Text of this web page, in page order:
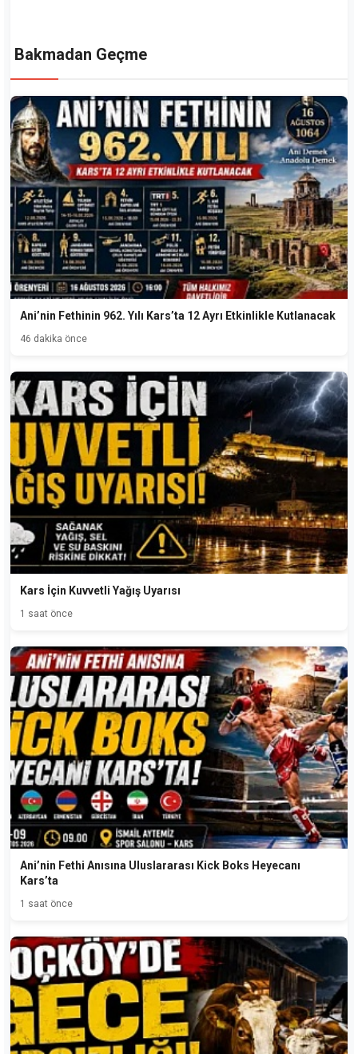
Bakmadan Geçme
Ani’nin Fethinin 962. Yılı Kars’ta 12 Ayrı Etkinlikle Kutlanacak
46 dakika önce
Kars İçin Kuvvetli Yağış Uyarısı
1 saat önce
Ani’nin Fethi Anısına Uluslararası Kick Boks Heyecanı
Kars’ta
1 saat önce